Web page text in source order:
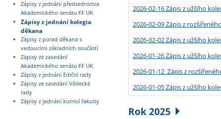
Zápisy z jednání předsednictva
Akademického senátu FF UK
Zápisy z jednání kolegia
děkana
Zápisy z porad děkana s
vedoucími základních součástí
Zápisy ze zasedání
Akademického senátu FF UK
Zápisy z jednání Ediční rady
Zápisy ze zasedání Vědecké
rady
Zápisy z jednání komisí fakulty
2026-02-16 Zápis z užšího
2026-02-09 Zápis z
2026-02-02 Zápis z užšího
2026-01-26 Zápis z užšího
2026-01-12 Zápis z
2026-01-05 Zápis z užšího
Rok 2025